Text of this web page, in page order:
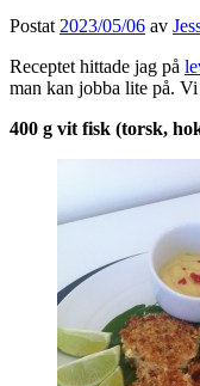
Postat 2023/05/06 av
Receptet hittade jag på
man kan jobba lite på.
400 g vit fisk (torsk,